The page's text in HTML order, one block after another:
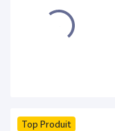
Top Produit